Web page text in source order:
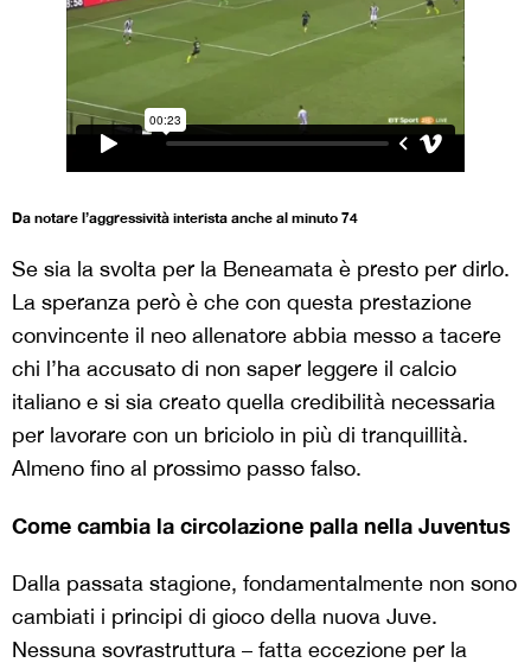
Da notare l’aggressività interista anche al minuto 74
Se sia la svolta per la Beneamata è presto per dirlo.
La speranza però è che con questa prestazione
convincente il neo allenatore abbia messo a tacere
chi l’ha accusato di non saper leggere il calcio
italiano e si sia creato quella credibilità necessaria
per lavorare con un briciolo in più di tranquillità.
Almeno fino al prossimo passo falso.
Come cambia la circolazione palla nella Juventus
Dalla passata stagione, fondamentalmente non sono
cambiati i principi di gioco della nuova Juve.
Nessuna sovrastruttura – fatta eccezione per la